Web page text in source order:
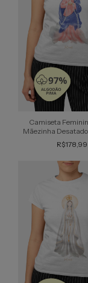
Camiseta
Mãezinha
#02
R$178,99